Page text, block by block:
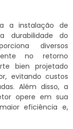
a instalação de
durabilidade do
diversos
no retorno
bien projetado
evitando custos
Além disso, a
opere em sua
eficiência e,